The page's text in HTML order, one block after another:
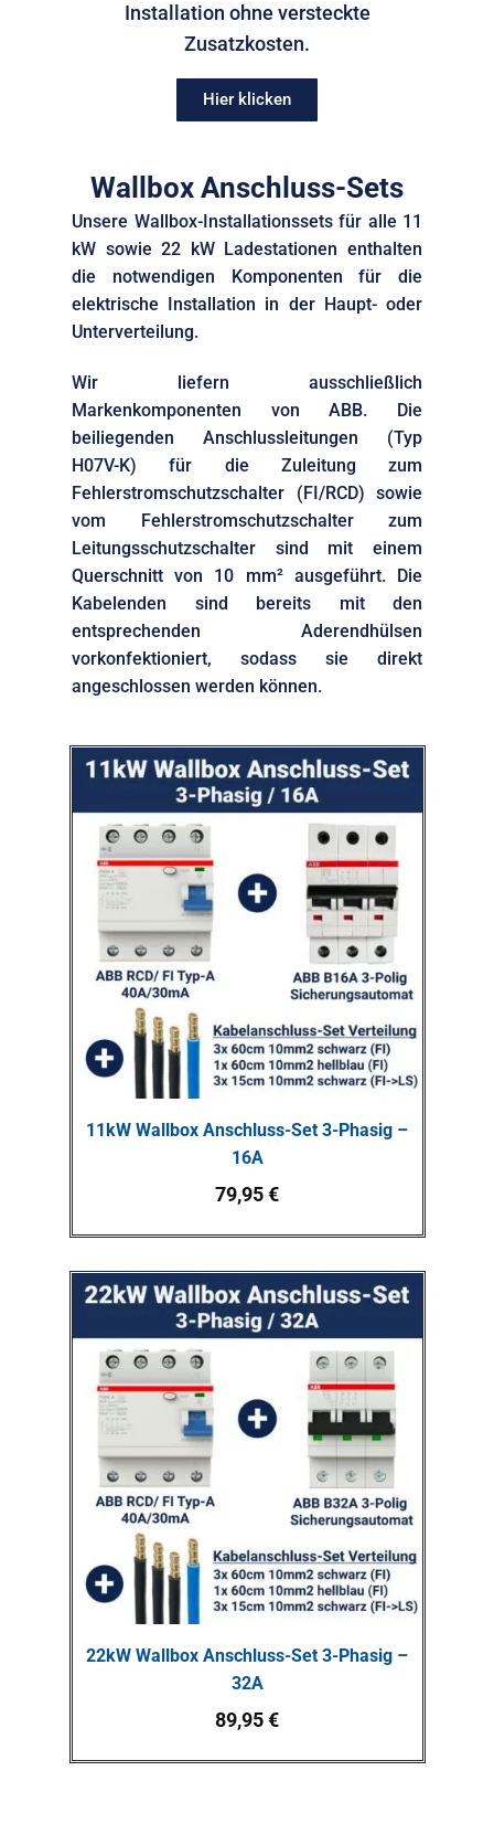
Installation ohne versteckte
Zusatzkosten.
Hier klicken
Wallbox Anschluss-Sets
Unsere Wallbox-Installationssets für alle 11
kW sowie 22 kW Ladestationen enthalten
die notwendigen Komponenten für die
elektrische Installation in der Haupt- oder
Unterverteilung.
Wir liefern ausschließlich
Markenkomponenten von ABB. Die
beiliegenden Anschlussleitungen (Typ
H07V-K) für die Zuleitung zum
Fehlerstromschutzschalter (FI/RCD) sowie
vom Fehlerstromschutzschalter zum
Leitungsschutzschalter sind mit einem
Querschnitt von 10 mm² ausgeführt. Die
Kabelenden sind bereits mit den
entsprechenden Aderendhülsen
vorkonfektioniert, sodass sie direkt
angeschlossen werden können.
11kW Wallbox Anschluss-Set 3-Phasig –
16A
79,95€
22kW Wallbox Anschluss-Set 3-Phasig –
32A
89,95€